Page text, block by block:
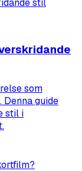
som
guide
stil i